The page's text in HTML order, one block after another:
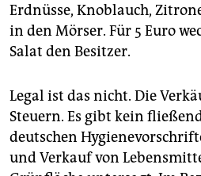
Erdnüsse, Knoblauch,
in den Mörser. Für 5 Euro
Salat den Besitzer.
Legal ist das nicht. Die
Steuern. Es gibt kein
deutschen
und Verkauf von